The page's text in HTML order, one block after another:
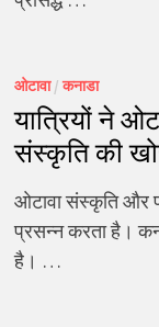
ओटावा/कनाडा
यात्रियों ने
संस्कृति की
ओटावा संस्कृति और
प्रसन्न करता है।
है। …